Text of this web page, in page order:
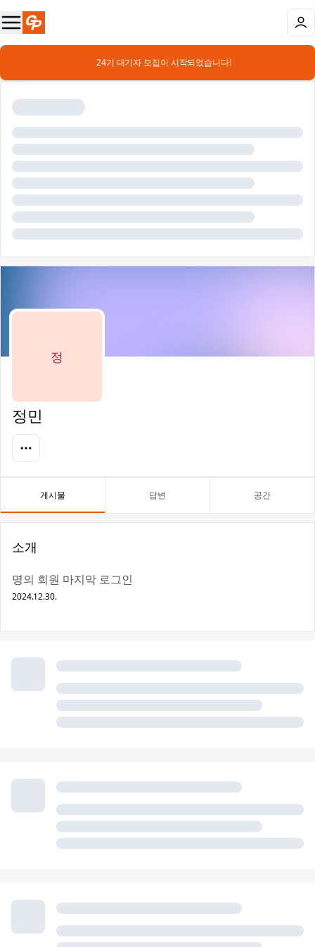
📣 24기 대기자 모집이 시작되었습니다!
정
정민
게시물 답변 공간
소개
명의 회원 마지막 로그인
2024.12.30.